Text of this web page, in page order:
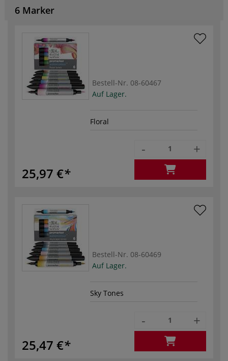
6 Marker
Bestell-Nr. 08-60467
Auf Lager.
Floral
25,97 €
- +
Bestell-Nr. 08-60469
Auf Lager.
Sky Tones
25,47 €
- +